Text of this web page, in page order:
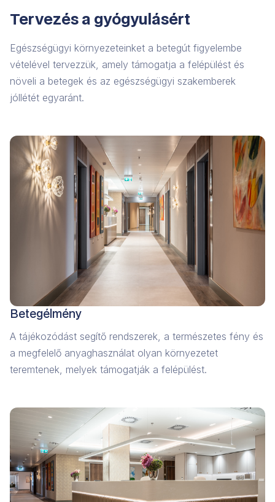
Tervezés a gyógyulásért
Egészségügyi környezeteinket a betegút figyelembe
vételével tervezzük, amely támogatja a felépülést és
növeli a betegek és az egészségügyi szakemberek
jóllétét egyaránt.
Betegélmény
A tájékozódást segítő rendszerek, a természetes fény és
a megfelelő anyaghasználat olyan környezetet
teremtenek, melyek támogatják a felépülést.